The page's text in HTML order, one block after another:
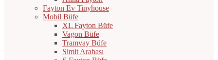
Fayton Ev Tinyhouse
Mobil Büfe
XL Fayton Büfe
Vagon Büfe
Tramvay Büfe
Simit Arabası